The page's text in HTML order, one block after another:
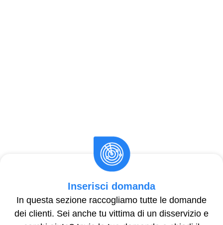
Inserisci domanda
In questa sezione raccogliamo tutte le domande
dei clienti. Sei anche tu vittima di un disservizio e